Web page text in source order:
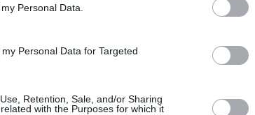
Personal Data.
Personal Data for Targeted
Retention, Sale, and/or Sharing
with the Purposes for which it